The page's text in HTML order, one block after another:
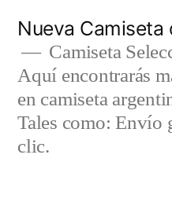
contenido
Nueva
Camiseta
Aquí encontrarás
en camiseta
Tales como: Envío
clic.